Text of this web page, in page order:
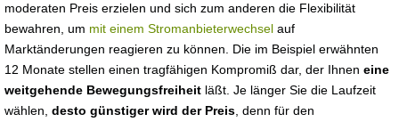
moderaten Preis erzielen und sich zum anderen die Flexibilität
bewahren, um mit einem Stromanbieterwechsel auf
Marktänderungen reagieren zu können. Die im Beispiel erwähnten
12 Monate stellen einen tragfähigen Kompromiß dar, der Ihnen eine
weitgehende Bewegungsfreiheit läßt. Je länger Sie die Laufzeit
wählen, desto günstiger wird der Preis , denn für den